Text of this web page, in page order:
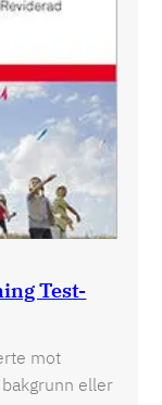
Test-
mot
eller